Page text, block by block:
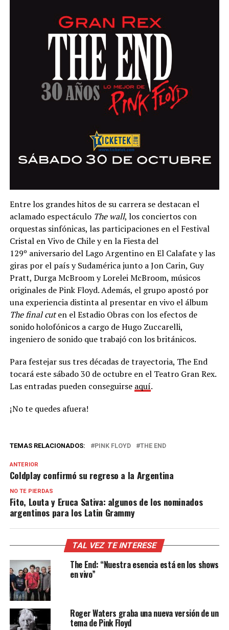
Entre los grandes hitos de su carrera se destacan el
aclamado espectáculo The wall, los conciertos con
orquestas sinfónicas, las participaciones en el Festival
Cristal en Vivo de Chile y en la Fiesta del
129º aniversario del Lago Argentino en El Calafate y las
giras por el país y Sudamérica junto a Jon Carin, Guy
Pratt, Durga McBroom y Lorelei McBroom, músicos
originales de Pink Floyd. Además, el grupo apostó por
una experiencia distinta al presentar en vivo el álbum
The final cuten el Estadio Obras con los efectos de
sonido holofónicos a cargo de Hugo Zuccarelli,
ingeniero de sonido que trabajó con los británicos.
Para festejar sus tres décadas de trayectoria, The End
tocará este sábado 30 de octubre en el Teatro Gran Rex.
Las entradas pueden conseguirse aquí.
¡No te quedes afuera!
TEMAS RELACIONADOS: PINK FLOYD THE END
ANTERIOR
Coldplay confirmó su regreso a la Argentina
NO TE PIERDAS
Fito, Louta y Eruca Sativa: algunos de los nominados
argentinos para los Latin Grammy
TAL VEZ TE INTERESE
The End: “Nuestra esencia está en los shows
en vivo”
Roger Waters graba una nueva versión de un
tema de Pink Floyd